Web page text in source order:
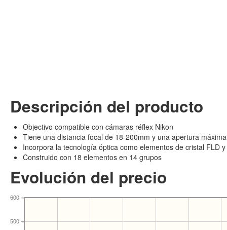
Descripción del producto
Objectivo compatible con cámaras réflex Nikon
Tiene una distancia focal de 18-200mm y una apertura
Incorpora la tecnología óptica como elementos de cristal FLD
Construido con 18 elementos en 14 grupos
Evolución del precio
500
600